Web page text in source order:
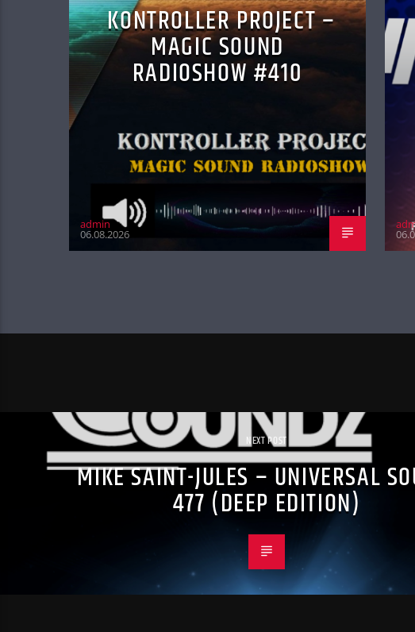
KONTROLLER PROJECT –
MAGIC SOUND
RADIOSHOW #410
admin
06.08.2026
NEXT POST
MIKE SAINT-JULES – UNIVERSAL
477 (DEEP EDITION)